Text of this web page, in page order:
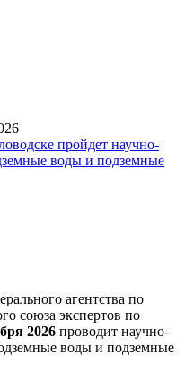
пройдет научно-
воды и подземные
агентства по
союза экспертов по
2026 проводит научно-
воды и подземные